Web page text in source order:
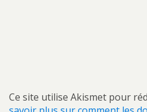
Ce site utilise Akismet pour